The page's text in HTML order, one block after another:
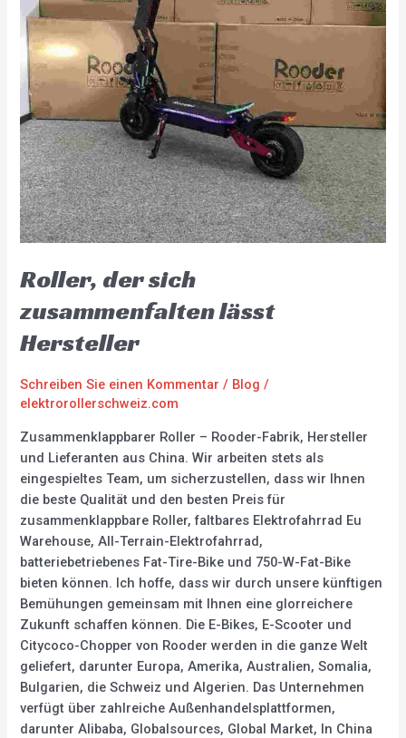
Roller, der sich
zusammenfalten lässt
Hersteller
Schreiben Sie einen Kommentar / Blog /
elektrorollerschweiz.com
Zusammenklappbarer Roller – Rooder-Fabrik, Hersteller
und Lieferanten aus China. Wir arbeiten stets als
eingespieltes Team, um sicherzustellen, dass wir Ihnen
die beste Qualität und den besten Preis für
zusammenklappbare Roller, faltbares Elektrofahrrad Eu
Warehouse, All-Terrain-Elektrofahrrad,
batteriebetriebenes Fat-Tire-Bike und 750-W-Fat-Bike
bieten können. Ich hoffe, dass wir durch unsere künftigen
Bemühungen gemeinsam mit Ihnen eine glorreichere
Zukunft schaffen können. Die E-Bikes, E-Scooter und
Citycoco-Chopper von Rooder werden in die ganze Welt
geliefert, darunter Europa, Amerika, Australien, Somalia,
Bulgarien, die Schweiz und Algerien. Das Unternehmen
verfügt über zahlreiche Außenhandelsplattformen,
darunter Alibaba, Globalsources, Global Market, In China